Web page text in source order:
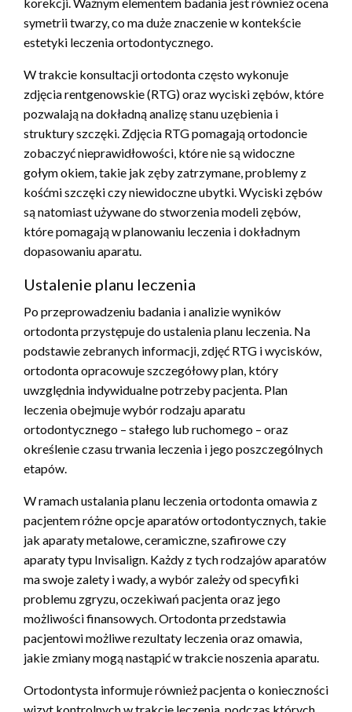
korekcji. Ważnym elementem badania jest również ocena
symetrii twarzy, co ma duże znaczenie w kontekście
estetyki leczenia ortodontycznego.
W trakcie konsultacji ortodonta często wykonuje
zdjęcia rentgenowskie (RTG) oraz wyciski zębów, które
pozwalają na dokładną analizę stanu uzębienia i
struktury szczęki. Zdjęcia RTG pomagają ortodoncie
zobaczyć nieprawidłowości, które nie są widoczne
gołym okiem, takie jak zęby zatrzymane, problemy z
kośćmi szczęki czy niewidoczne ubytki. Wyciski zębów
są natomiast używane do stworzenia modeli zębów,
które pomagają w planowaniu leczenia i dokładnym
dopasowaniu aparatu.
Ustalenie planu leczenia
Po przeprowadzeniu badania i analizie wyników
ortodonta przystępuje do ustalenia planu leczenia. Na
podstawie zebranych informacji, zdjęć RTG i wycisków,
ortodonta opracowuje szczegółowy plan, który
uwzględnia indywidualne potrzeby pacjenta. Plan
leczenia obejmuje wybór rodzaju aparatu
ortodontycznego – stałego lub ruchomego – oraz
określenie czasu trwania leczenia i jego poszczególnych
etapów.
W ramach ustalania planu leczenia ortodonta omawia z
pacjentem różne opcje aparatów ortodontycznych, takie
jak aparaty metalowe, ceramiczne, szafirowe czy
aparaty typu Invisalign. Każdy z tych rodzajów aparatów
ma swoje zalety i wady, a wybór zależy od specyfiki
problemu zgryzu, oczekiwań pacjenta oraz jego
możliwości finansowych. Ortodonta przedstawia
pacjentowi możliwe rezultaty leczenia oraz omawia,
jakie zmiany mogą nastąpić w trakcie noszenia aparatu.
Ortodontysta informuje również pacjenta o konieczności